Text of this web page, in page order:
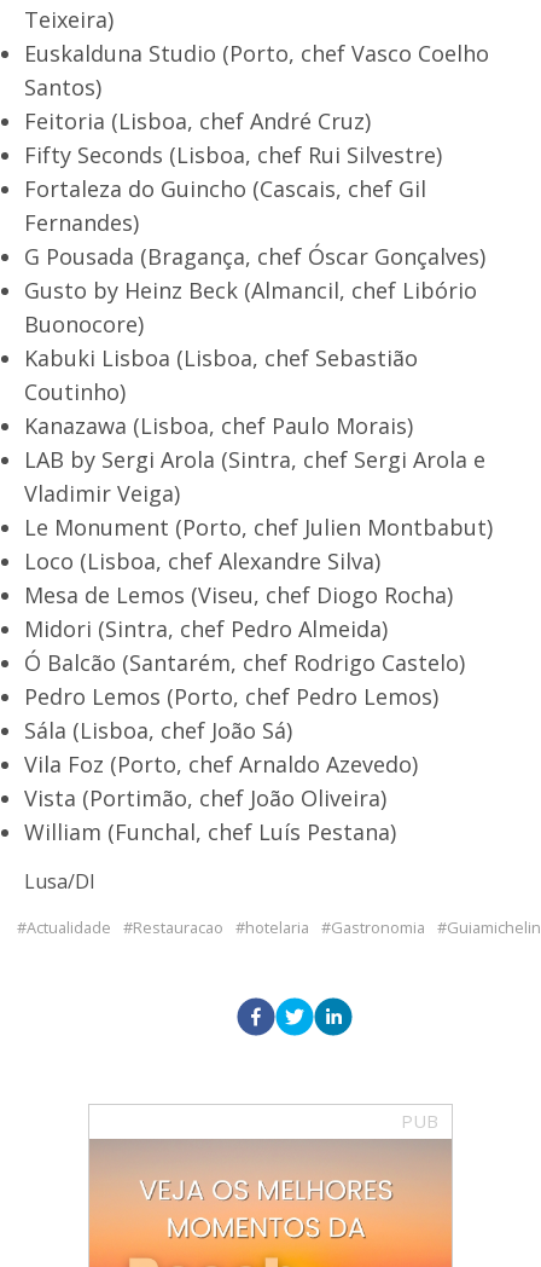
Teixeira)
Euskalduna Studio (Porto, chef Vasco Coelho
Santos)
Feitoria (Lisboa, chef André Cruz)
Fifty Seconds (Lisboa, chef Rui Silvestre)
Fortaleza do Guincho (Cascais, chef Gil
Fernandes)
G Pousada (Bragança, chef Óscar Gonçalves)
Gusto by Heinz Beck (Almancil, chef Libório
Buonocore)
Kabuki Lisboa (Lisboa, chef Sebastião
Coutinho)
Kanazawa (Lisboa, chef Paulo Morais)
LAB by Sergi Arola (Sintra, chef Sergi Arola e
Vladimir Veiga)
Le Monument (Porto, chef Julien Montbabut)
Loco (Lisboa, chef Alexandre Silva)
Mesa de Lemos (Viseu, chef Diogo Rocha)
Midori (Sintra, chef Pedro Almeida)
Ó Balcão (Santarém, chef Rodrigo Castelo)
Pedro Lemos (Porto, chef Pedro Lemos)
Sála (Lisboa, chef João Sá)
Vila Foz (Porto, chef Arnaldo Azevedo)
Vista (Portimão, chef João Oliveira)
William (Funchal, chef Luís Pestana)
Lusa/DI
Actualidade Restauracao hotelaria Gastronomia Guiamichelin
PUB